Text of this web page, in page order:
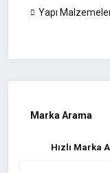
Yapı
Marka Arama
Hızlı Marka